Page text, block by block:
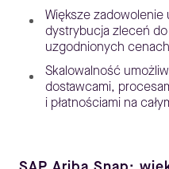
Większe
dystrybucja zleceń
uzgodnionych
Skalowalność
dostawcami,
i płatnościami na